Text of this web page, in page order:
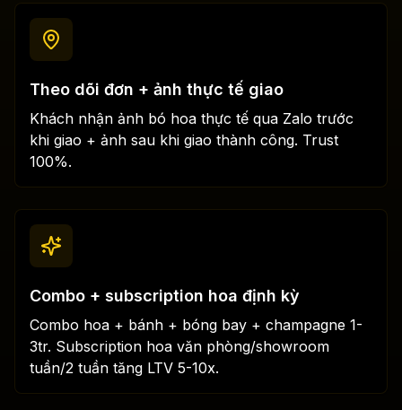
Theo dõi đơn + ảnh thực tế giao
Khách nhận ảnh bó hoa thực tế qua Zalo trước
khi giao + ảnh sau khi giao thành công. Trust
100%.
Combo + subscription hoa định kỳ
Combo hoa + bánh + bóng bay + champagne 1-
3tr. Subscription hoa văn phòng/showroom
tuần/2 tuần tăng LTV 5-10x.